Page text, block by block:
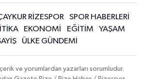
RİZESPOR
SPOR HABERLERİ
EKONOMİ EĞİTİM
YAŞAM
ÜLKE GÜNDEMİ
ve yorumlardan yazarları sorumludur.